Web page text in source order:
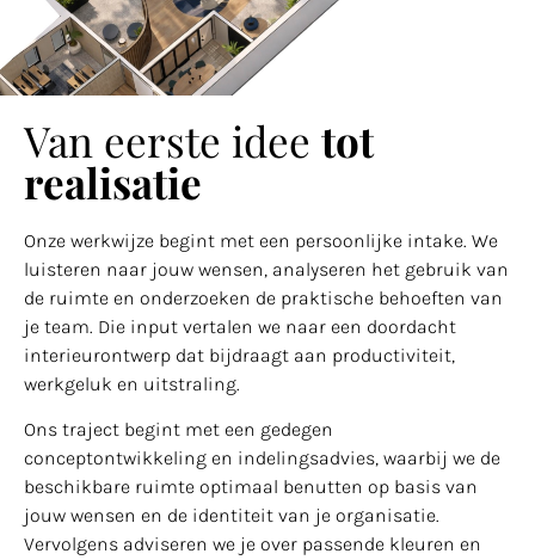
Van eerste idee tot
realisatie
Onze werkwijze begint met een persoonlijke intake. We
luisteren naar jouw wensen, analyseren het gebruik van
de ruimte en onderzoeken de praktische behoeften van
je team. Die input vertalen we naar een doordacht
interieurontwerp dat bijdraagt aan productiviteit,
werkgeluk en uitstraling.
Ons traject begint met een gedegen
conceptontwikkeling en indelingsadvies, waarbij we de
beschikbare ruimte optimaal benutten op basis van
jouw wensen en de identiteit van je organisatie.
Vervolgens adviseren we je over passende kleuren en